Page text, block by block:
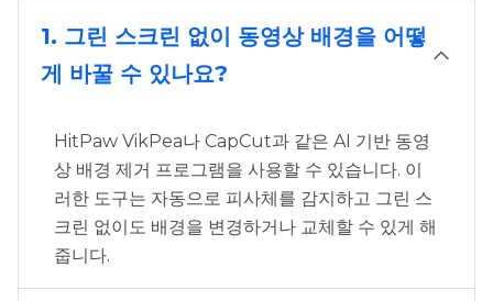
1. 그린 스크린 없이 동영상 배경을 어떻
게 바꿀 수 있나요?
HitPaw VikPea나 CapCut과 같은 AI 기반 동영
상 배경 제거 프로그램을 사용할 수 있습니다. 이
러한 도구는 자동으로 피사체를 감지하고 그린 스
크린 없이도 배경을 변경하거나 교체할 수 있게 해
줍니다.